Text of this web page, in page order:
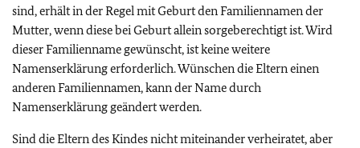
sind, erhält in der Regel mit Geburt den Familiennamen der
Mutter, wenn diese bei Geburt allein sorgeberechtigt ist. Wird
dieser Familienname gewünscht, ist keine weitere
Namenserklärung erforderlich. Wünschen die Eltern einen
anderen Familiennamen, kann der Name durch
Namenserklärung geändert werden.
Sind die Eltern des Kindes nicht miteinander verheiratet, aber